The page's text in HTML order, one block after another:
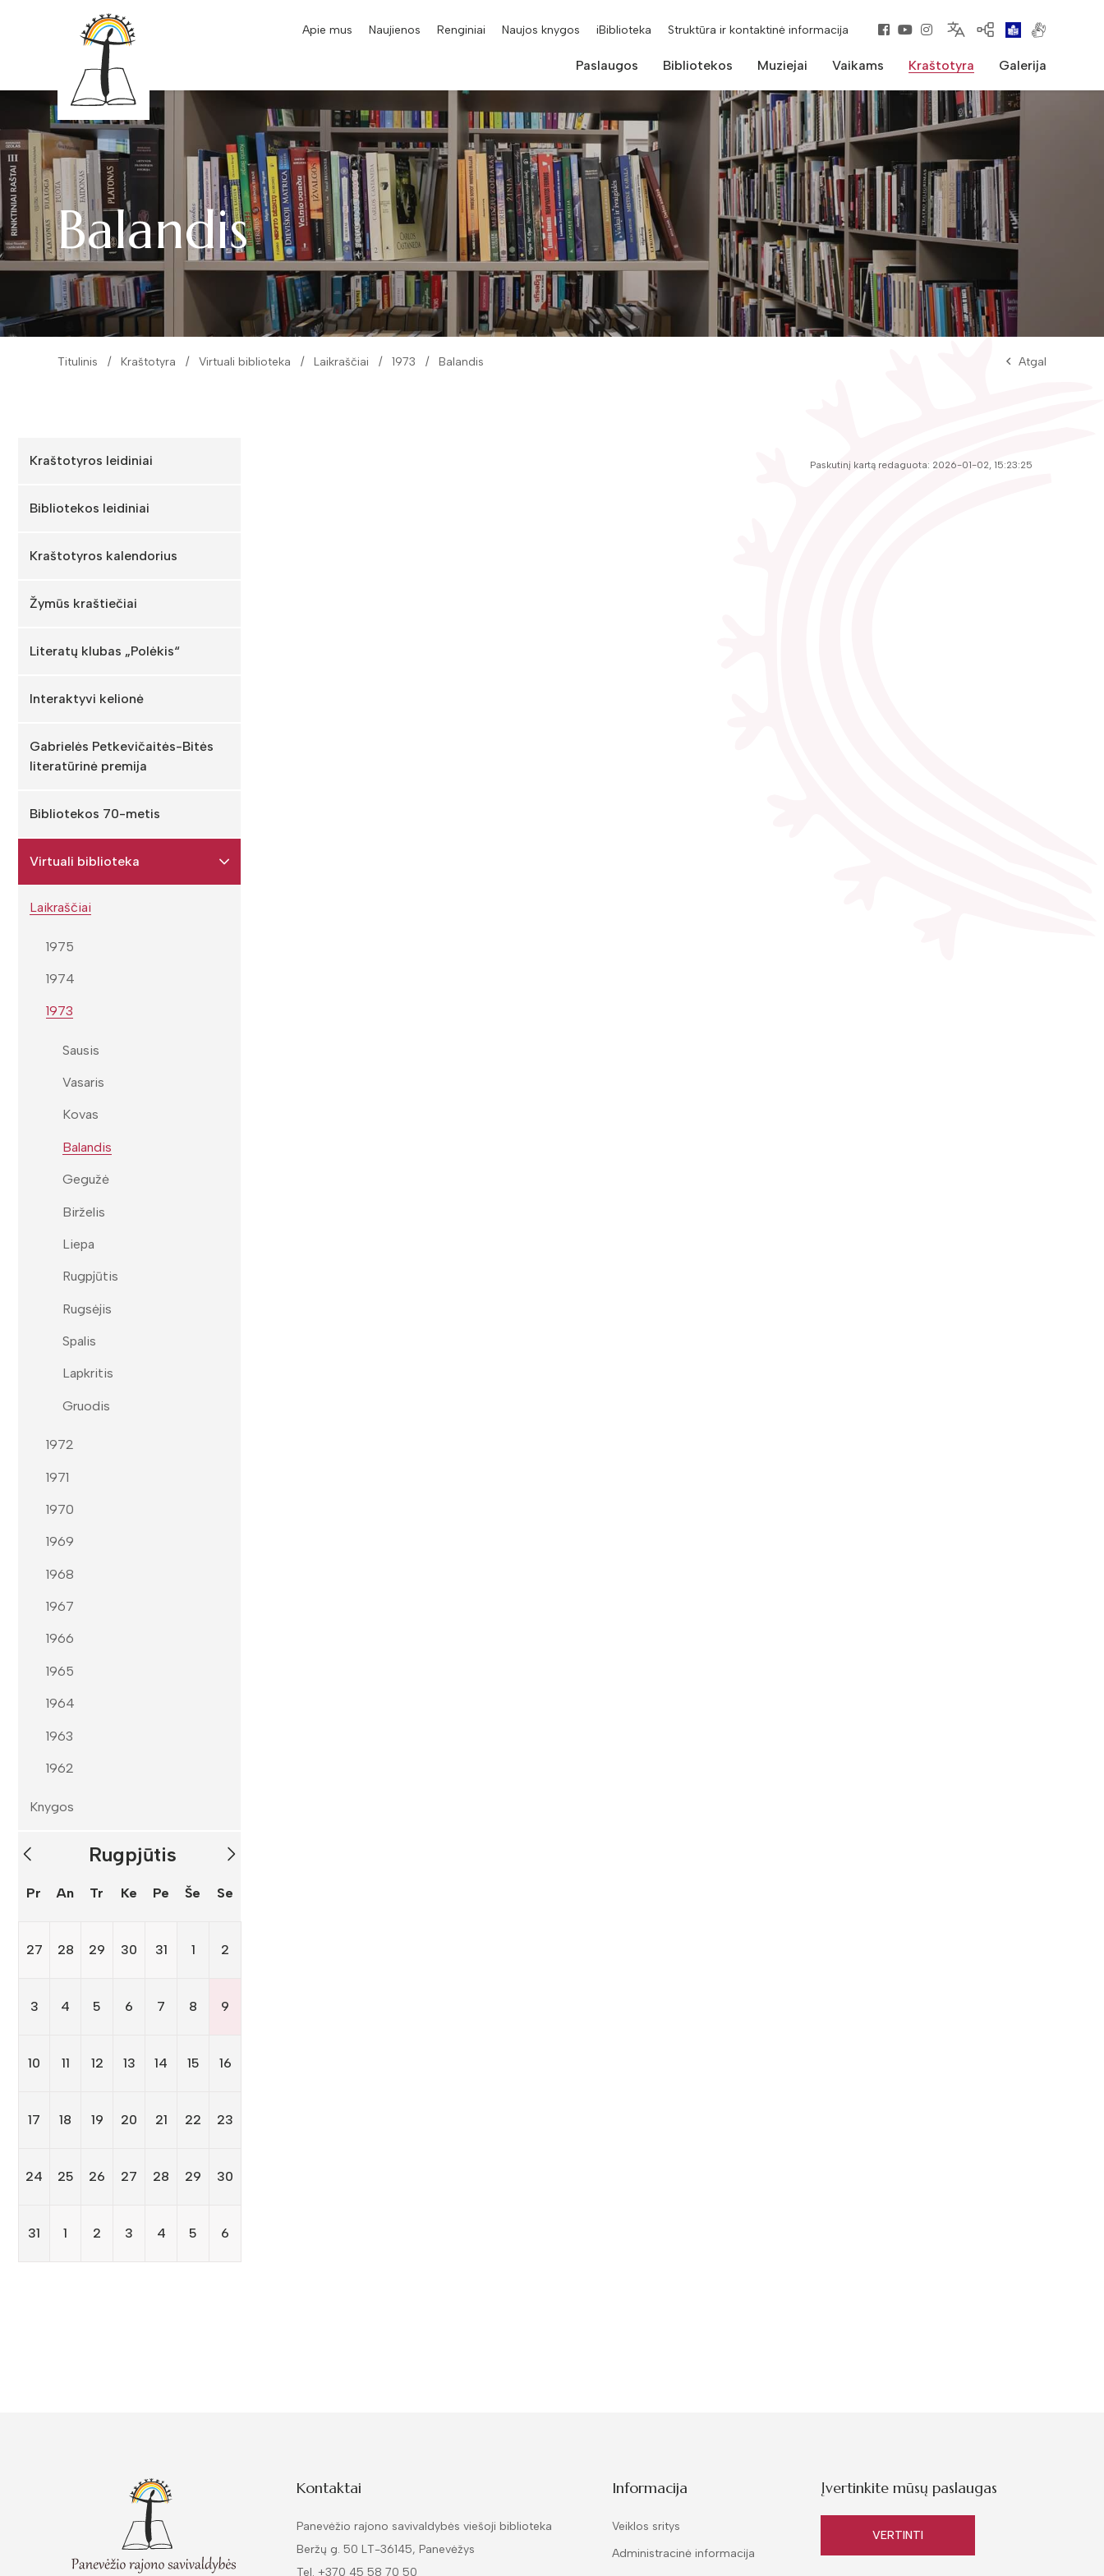
Apie mus Naujienos Renginiai Naujos knygos iBiblioteka Struktūra ir kontaktinė informacija
Paslaugos Bibliotekos Muziejai Vaikams Kraštotyra Galerija
Balandis
Titulinis Kraštotyra Virtuali biblioteka Laikraščiai 1973 Balandis Atgal
Kraštotyros leidiniai
Bibliotekos leidiniai
Kraštotyros kalendorius
Žymūs kraštiečiai
Literatų klubas „Polėkis“
Interaktyvi kelionė
Gabrielės Petkevičaitės-Bitės
literatūrinė premija
Bibliotekos 70-metis
Virtuali biblioteka
Laikraščiai
1975
1974
1973
Sausis
Vasaris
Kovas
Balandis
Gegužė
Birželis
Liepa
Rugpjūtis
Rugsėjis
Spalis
Lapkritis
Gruodis
1972
1971
1970
1969
1968
1967
1966
1965
1964
1963
1962
Knygos
Rugpjūtis
Pr An Tr Ke Pe Še Se
27 28 29 30 31 1 2
3 4 5 6 7 8 9
10 11 12 13 14 15 16
17 18 19 20 21 22 23
24 25 26 27 28 29 30
31 1 2 3 4 5 6
Paskutinį kartą redaguota: 2026-01-02, 15:23:25
Kontaktai
Panevėžio rajono savivaldybės viešoji biblioteka
Beržų g. 50 LT-36145, Panevėžys
Tel. +370 45 58 70 50
Informacija
Veiklos sritys
Administracinė informacija
Įvertinkite mūsų paslaugas
VERTINTI